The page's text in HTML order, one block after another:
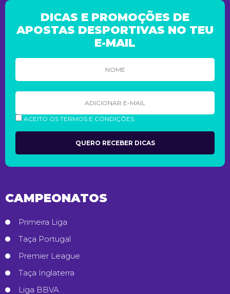
DICAS E PROMOÇÕES DE
APOSTAS DESPORTIVAS NO TEU
E-MAIL
ACEITO OS TERMOS E CONDIÇÕES.
CAMPEONATOS
Primeira Liga
Taça Portugal
Premier League
Taça Inglaterra
Liga BBVA